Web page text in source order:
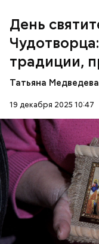
День
традиции,
Татьяна Медведева
19 декабря 2025 10:47
Перенесемся в III
жизнь христиан
постоянной
мучительным
язычников.
полученные в
отдал на дела
стал епископом в
проповедником
приписывают
храмов и чудеса,
человек лучше
обреченных на
ПРАВОСЛАВИЕ
ХРИСТИАНСТВО